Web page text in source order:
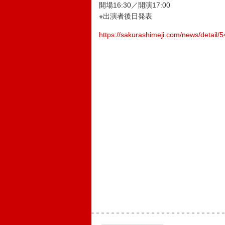
開場16:30／開演17:00
※出演者後日発表
https://sakurashimeji.com/news/detail/